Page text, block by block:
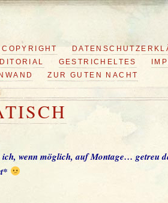
COPYRIGHT
GESTRICHELTES
ZUR GUTEN NACHT
wenn möglich, auf Montage… getreu